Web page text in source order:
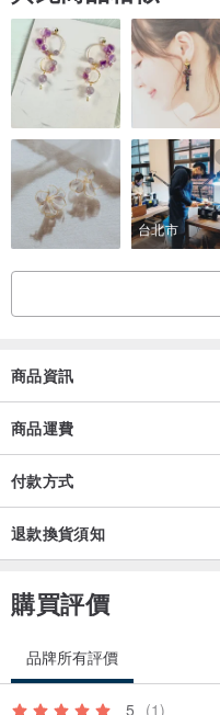
台北市
商品資訊
商品運費
付款方式
退款換貨須知
購買評價
品牌所有評價
5 (1)